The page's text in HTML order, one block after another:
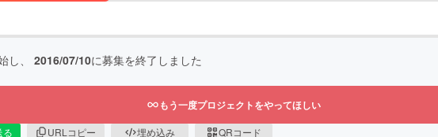
し、 2016/07/10に募集を終了しました
もう一度プロジェクトをやってほしい
る URLコピー 埋め込み QRコード